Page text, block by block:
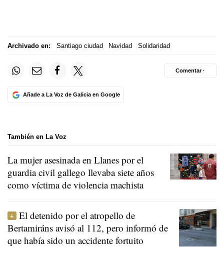
Archivado en: Santiago ciudad Navidad Solidaridad
Añade a La Voz de Galicia en Google
Comentar ·
También en La Voz
La mujer asesinada en Llanes por el
guardia civil gallego llevaba siete años
como víctima de violencia machista
El detenido por el atropello de
Bertamiráns avisó al 112, pero informó de
que había sido un accidente fortuito